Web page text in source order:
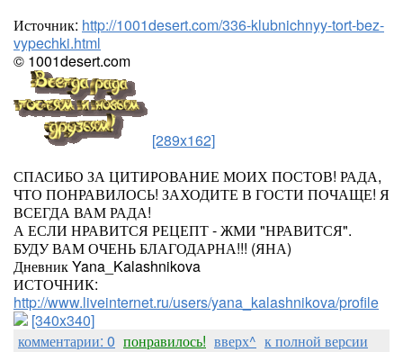
Источник: http://1001desert.com/336-klubnichnyy-tort-bez-
vypechki.html
© 1001desert.com
[289x162]
СПАСИБО ЗА ЦИТИРОВАНИЕ МОИХ ПОСТОВ! РАДА,
ЧТО ПОНРАВИЛОСЬ! ЗАХОДИТЕ В ГОСТИ ПОЧАЩЕ! Я
ВСЕГДА ВАМ РАДА!
А ЕСЛИ НРАВИТСЯ РЕЦЕПТ - ЖМИ "НРАВИТСЯ".
БУДУ ВАМ ОЧЕНЬ БЛАГОДАРНА!!! (ЯНА)
Дневник Yana_Kalashnikova
ИСТОЧНИК:
http://www.liveinternet.ru/users/yana_kalashnikova/profile
[340x340]
комментарии: 0 понравилось! вверх^ к полной версии